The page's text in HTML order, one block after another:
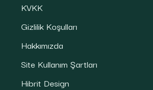
KVKK
Gizlilik Koşulları
Hakkımızda
Site Kullanım Şartları
Hibrit Design